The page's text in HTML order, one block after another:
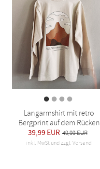
Langarmshirt mit retro
Bergprint auf dem Rücken
39,99 EUR 49,99 EUR
inkl. MwSt und zzgl. Versand